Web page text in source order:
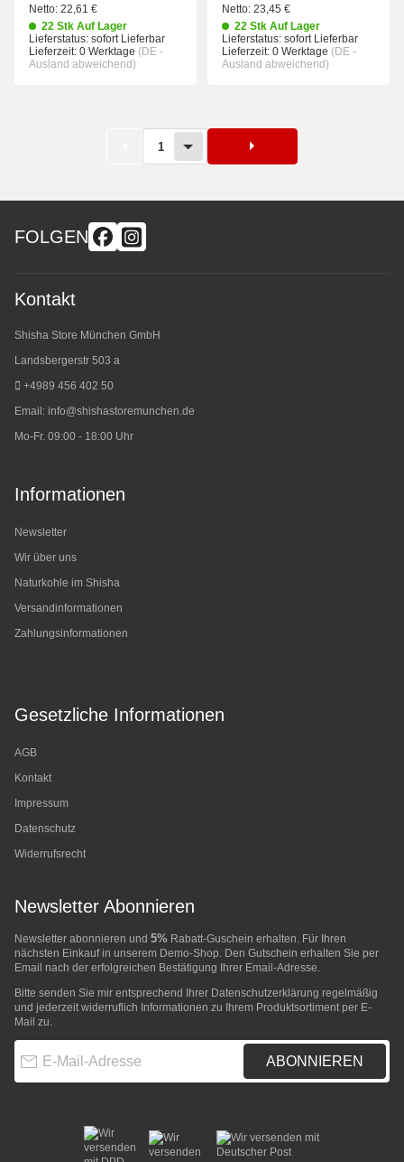
Netto: 22,61 €
22 Stk Auf Lager
Lieferstatus: sofort Lieferbar
Lieferzeit: 0 Werktage (DE -
Ausland abweichend)
Netto: 23,45 €
22 Stk Auf Lager
Lieferstatus: sofort Lieferbar
Lieferzeit: 0 Werktage (DE -
Ausland abweichend)
1
FOLGEN
Kontakt
Shisha Store München GmbH
Landsbergerstr 503 a
+4989 456 402 50
Email: info@shishastoremunchen.de
Mo-Fr. 09:00 - 18:00 Uhr
Informationen
Newsletter
Wir über uns
Naturkohle im Shisha
Versandinformationen
Zahlungsinformationen
Gesetzliche Informationen
AGB
Kontakt
Impressum
Datenschutz
Widerrufsrecht
Newsletter Abonnieren
Newsletter abonnieren und 5% Rabatt-Guschein erhalten. Für Ihren
nächsten Einkauf in unserem Demo-Shop. Den Gutschein erhalten Sie per
Email nach der erfolgreichen Bestätigung Ihrer Email-Adresse.
Bitte senden Sie mir entsprechend Ihrer Datenschutzerklärung regelmäßig
und jederzeit widerruflich Informationen zu Ihrem Produktsortiment per E-
Mail zu.
ABONNIEREN